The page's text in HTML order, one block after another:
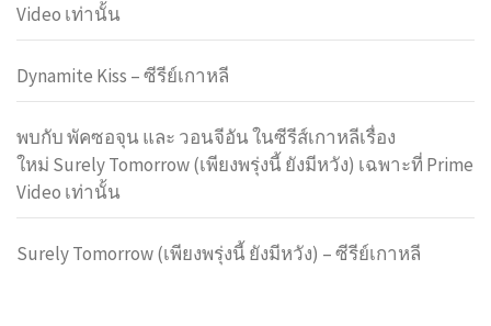
Video เท่านั้น
Dynamite Kiss – ซีรีย์เกาหลี
พบกับ พัคซอจุน และ วอนจีอัน ในซีรีส์เกาหลีเรื่อง
ใหม่ Surely Tomorrow (เพียงพรุ่งนี้ ยังมีหวัง) เฉพาะที่ Prime
Video เท่านั้น
Surely Tomorrow (เพียงพรุ่งนี้ ยังมีหวัง) – ซีรีย์เกาหลี